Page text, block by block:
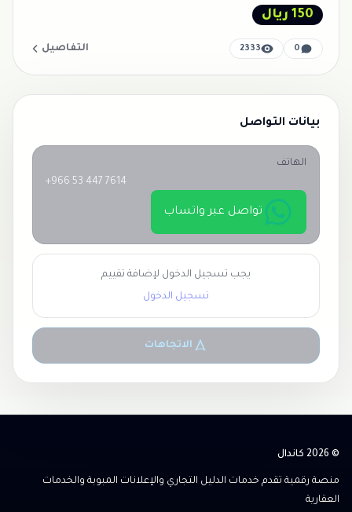
150 ريال
0
2333 التفاصيل
بيانات التواصل
الهاتف
+966 53 447 7614
تواصل عبر واتساب
يجب تسجيل الدخول لإضافة تقييم
تسجيل الدخول
الاتجاهات
© 2026 كاندال
منصة رقمية تقدم خدمات الدليل التجاري والإعلانات المبوبة والخدمات
العقارية